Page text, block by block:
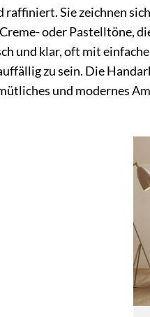
Sie zeichnen
oder Pastelltöne,
und klar, oft mit
zu sein. Die
und modernes